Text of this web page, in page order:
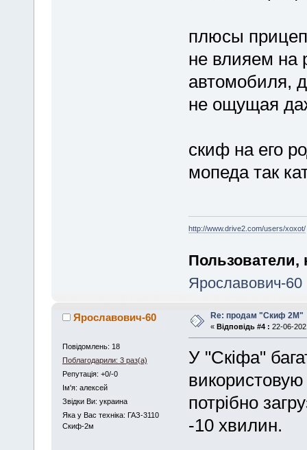
плюсы
не влияем на
автомобиля,
не ощущая
скиф на его
мопеда так
http://www.drive2.com/users/xoxot/
Пользователи,
Ярославович-60
Ярославович-60
Повідомлень: 18
Поблагодарили: 3 раз(а)
Репутація: +0/-0
Iм'я: алексей
Звідки Ви: украина
Яка у Вас техніка: ГАЗ-3110
Скиф-2м
Re: продам "Скиф 2M"
« Відповідь #4 : 22-06-
У "Скіфа"
використовую
потрібно
-10 хвилин.